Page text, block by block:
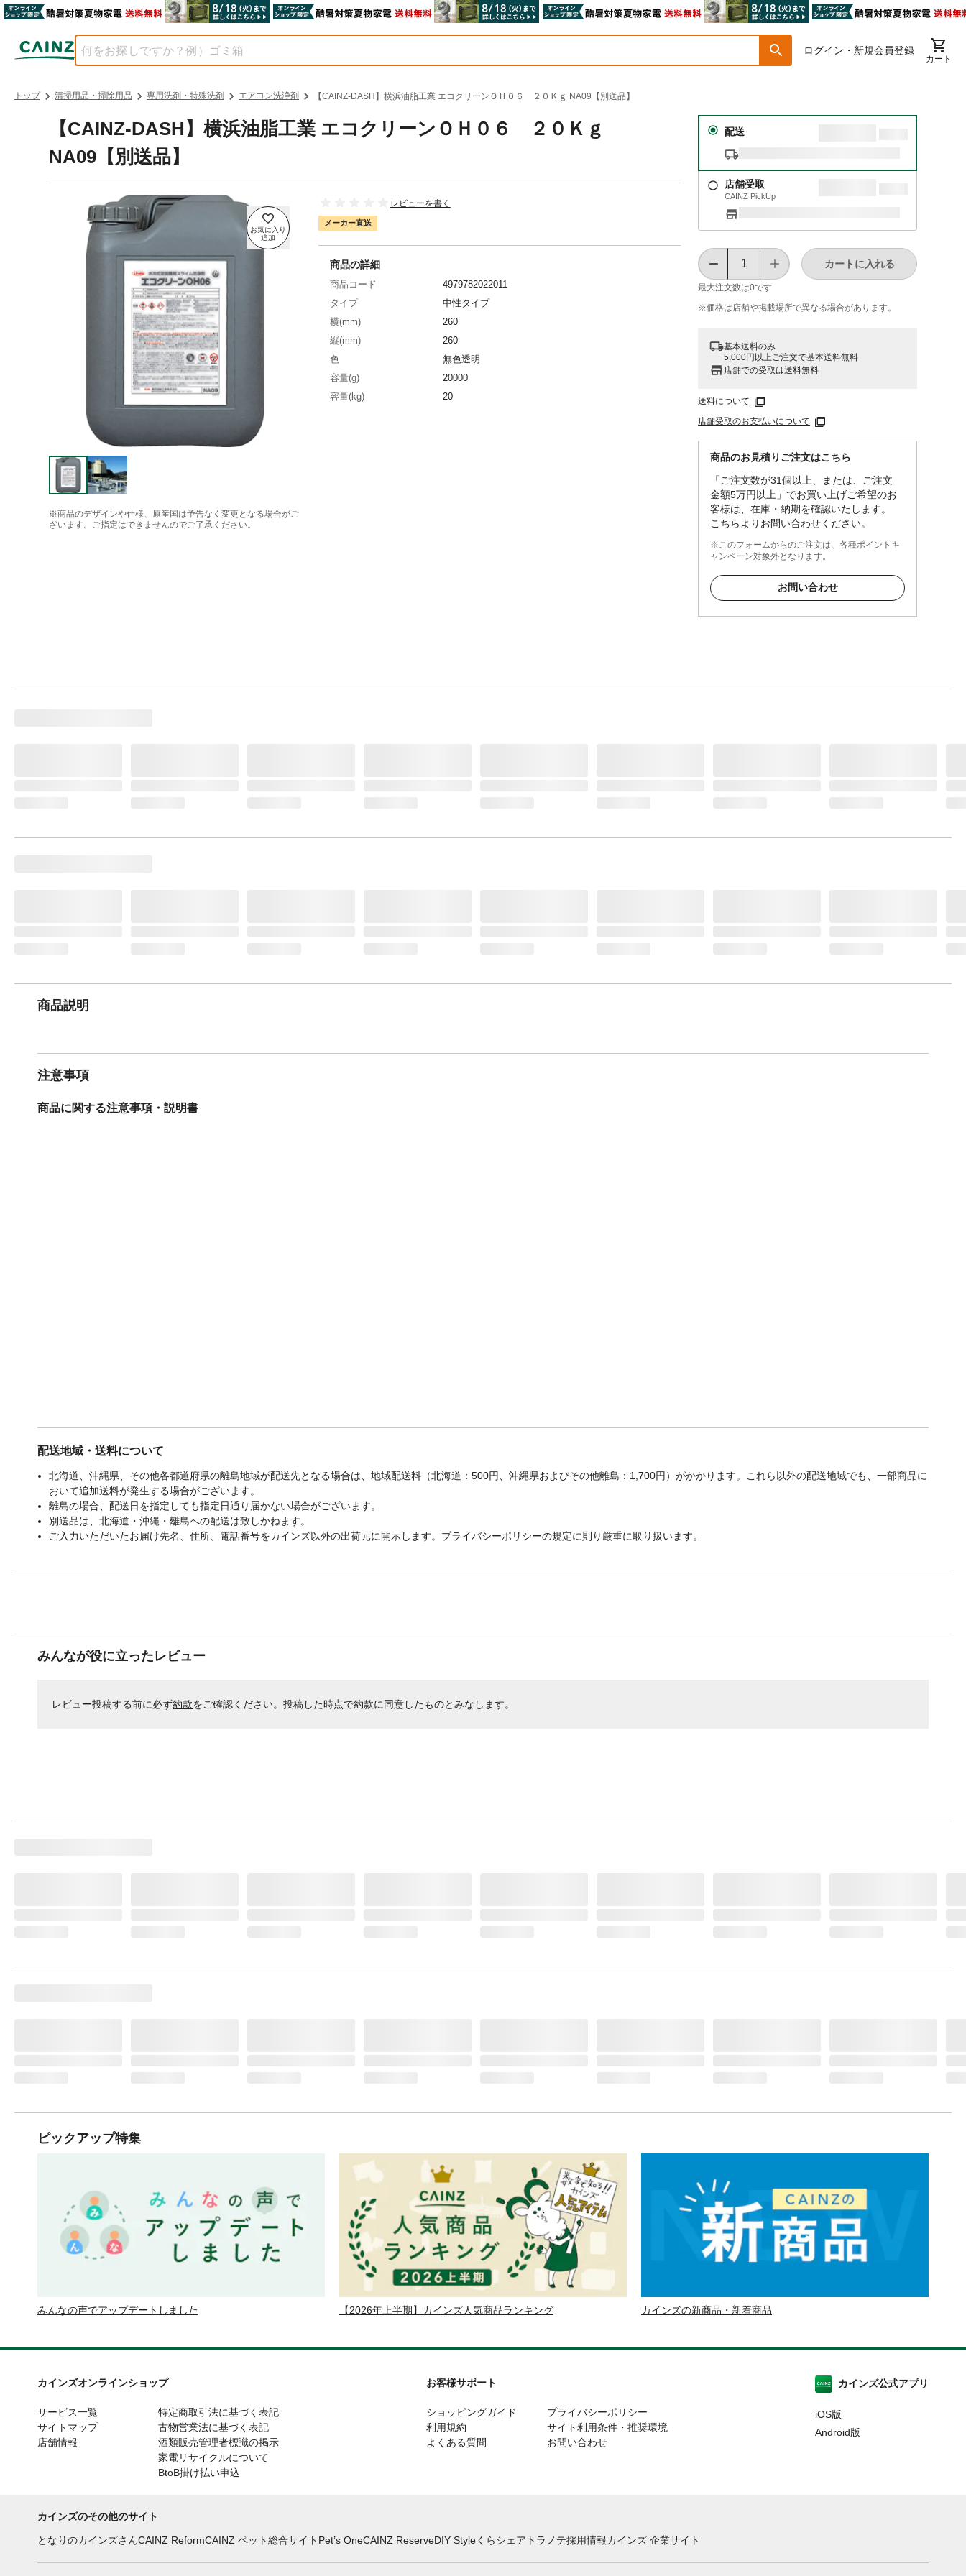
ログイン・新規会員登録
カート
トップ 清掃用品・掃除用品 専用洗剤・特殊洗剤 エアコン洗浄剤 【CAINZ-DASH】横浜油脂工業 エコクリーンＯＨ０６ ２０Ｋｇ NA09【別送品】
【CAINZ-DASH】横浜油脂工業 エコクリーンＯＨ０６ ２０Ｋｇ
NA09【別送品】
※商品のデザインや仕様、原産国は予告なく変更となる場合がご
ざいます。ご指定はできませんのでご了承ください。
レビューを書く
メーカー直送
配送
店舗受取
CAINZ PickUp
最大注文数は0です
カートに入れる
※価格は​店舗や​掲載場所で​異なる​場合が​あります。
基本送料のみ
5,000円以上ご注文で基本送料無料
店舗での受取は送料無料
送料について
店舗受取のお支払いについて
商品のお見積りご注文はこちら
「ご注文数が31個以上、または、ご注文
金額5万円以上」でお買い上げご希望のお
客様は、在庫・納期を確認いたします。
こちらよりお問い合わせください。
※このフォームからのご注文は、各種ポイントキ
ャンペーン対象外となります。
お問い合わせ
商品の詳細
商品コード
4979782022011
タイプ
中性タイプ
横(mm)
260
縦(mm)
260
色
無色透明
容量(g)
20000
容量(kg)
20
商品説明
注意事項
商品に関する注意事項・説明書
配送地域・送料について
北海道、沖縄県、その他各都道府県の離島地域が配送先となる場合は、地域配送料（北海道：500円、沖縄県およびその他離島：1,700円）がかかります。これら以外の配送地域でも、一部商品に
おいて追加送料が発生する場合がございます。
離島の場合、配送日を指定しても指定日通り届かない場合がございます。
別送品は、北海道・沖縄・離島への配送は致しかねます。
ご入力いただいたお届け先名、住所、電話番号をカインズ以外の出荷元に開示します。プライバシーポリシーの規定に則り厳重に取り扱います。
みんなが役に立ったレビュー
レビュー投稿する前に必ず約款をご確認ください。投稿した時点で約款に同意したものとみなします。
ピックアップ特集
みんなの声でアップデートしました 【2026年上半期】カインズ人気商品ランキング カインズの新商品・新着商品
カインズオンラインショップ
サービス一覧
サイトマップ
店舗情報
特定商取引法に基づく表記
古物営業法に基づく表記
酒類販売管理者標識の掲示
家電リサイクルについて
BtoB掛け払い申込
お客様サポート
ショッピングガイド
利用規約
よくある質問
プライバシーポリシー
サイト利用条件・推奨環境
お問い合わせ
カインズ公式アプリ
iOS版
Android版
カインズのその他のサイト
となりのカインズさんCAINZ ReformCAINZ ペット総合サイト Pet’s OneCAINZ ReserveDIY Styleくらシェア トラノテ採用情報カインズ 企業サイト